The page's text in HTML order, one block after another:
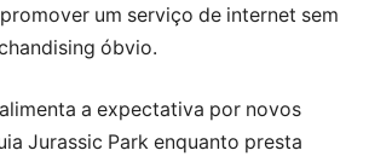
um serviço de internet sem
óbvio.
a expectativa por novos
Jurassic Park enquanto presta